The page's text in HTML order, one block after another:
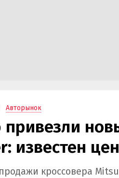
Авторынок
привезли
известен
кроссовера